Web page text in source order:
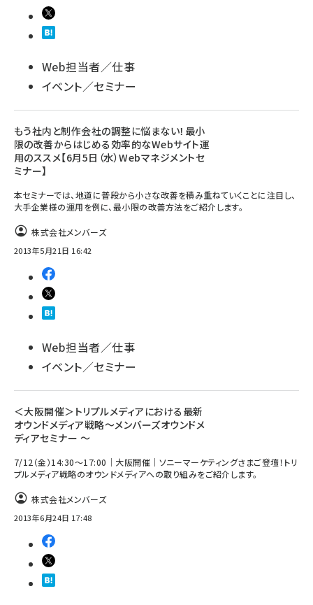
Web担当者／仕事
イベント／セミナー
もう社内と制作会社の調整に悩まない！最小
限の改善からはじめる効率的なWebサイト運
用のススメ【6月5日（水）Webマネジメントセ
ミナー】
本セミナーでは、地道に普段から小さな改善を積み重ねていくことに注目し、
大手企業様の運用を例に、最小限の改善方法をご紹介します。
株式会社メンバーズ
2013年5月21日 16:42
Web担当者／仕事
イベント／セミナー
＜大阪開催＞トリプルメディアにおける最新
オウンドメディア戦略～メンバーズオウンドメ
ディアセミナー ～
7/12（金）14:30～17:00｜大阪開催｜ソニーマーケティングさまご登壇！トリ
プルメディア戦略のオウンドメディアへの取り組みをご紹介します。
株式会社メンバーズ
2013年6月24日 17:48